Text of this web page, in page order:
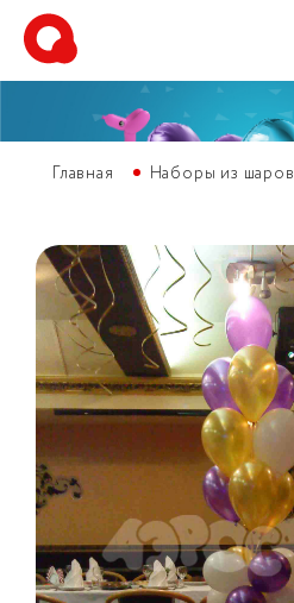
Главная Наборы из шаров